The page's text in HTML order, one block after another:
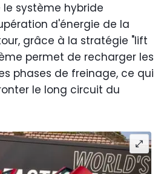
système hybride
d'énergie de la
grâce à la stratégie "lift
permet de recharger les
phases de freinage, ce qui
le long circuit du